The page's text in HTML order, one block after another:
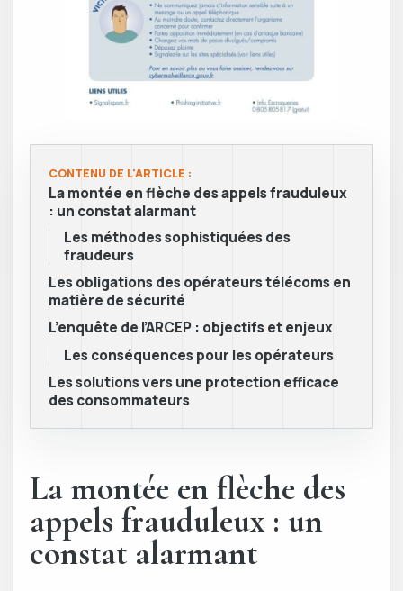
CONTENU DE L'ARTICLE :
La montée en flèche des appels frauduleux
: un constat alarmant
Les méthodes sophistiquées des
fraudeurs
Les obligations des opérateurs télécoms en
matière de sécurité
L’enquête de l’ARCEP : objectifs et enjeux
Les conséquences pour les opérateurs
Les solutions vers une protection efficace
des consommateurs
La montée en flèche des
appels frauduleux : un
constat alarmant